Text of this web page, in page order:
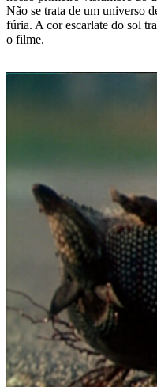
Não se trata de um universo
fúria. A cor escarlate do sol
o filme.